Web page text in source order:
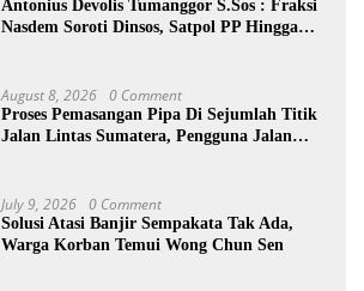
Antonius Devolis Tumanggor S.Sos : Fraksi
Nasdem Soroti Dinsos, Satpol PP Hingga
August 8, 2026 0 Comment
Proses Pemasangan Pipa Di Sejumlah Titik
Jalan Lintas Sumatera, Pengguna Jalan
July 9, 2026 0 Comment
Solusi Atasi Banjir Sempakata Tak Ada,
Warga Korban Temui Wong Chun Sen